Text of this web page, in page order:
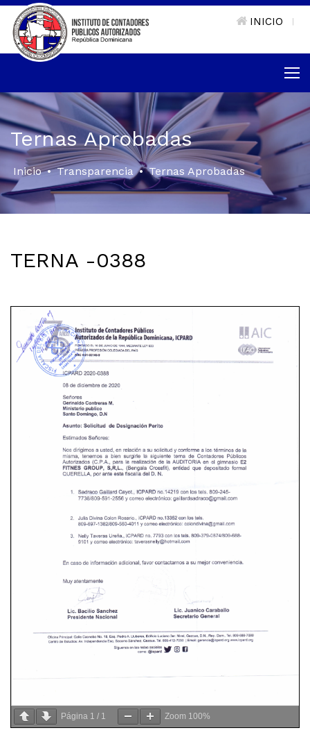
INICIO
Ternas Aprobadas
Inicio • Transparencia • Ternas Aprobadas
TERNA -0388
Página 1 / 1 Zoom 100%